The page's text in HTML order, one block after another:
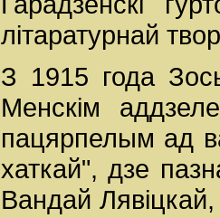
літаратурнай
З 1915 года
Менскім
пацярпелым ад
хаткай", дзе
Вандай